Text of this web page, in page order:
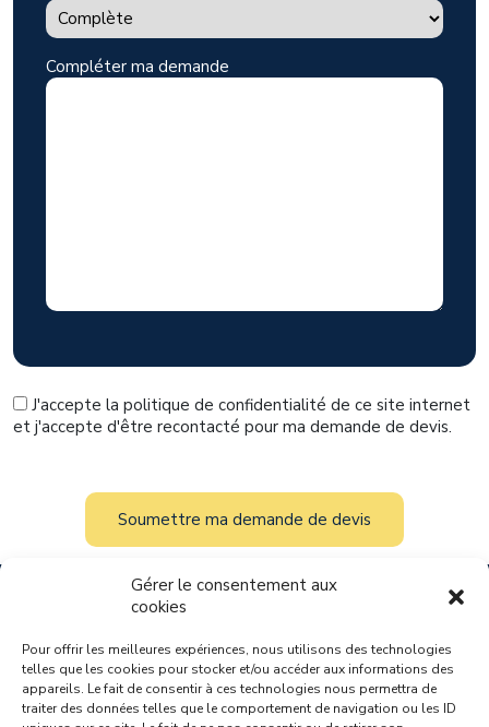
Gérer le consentement aux
cookies
Pour offrir les meilleures expériences, nous utilisons des technologies
telles que les cookies pour stocker et/ou accéder aux informations des
appareils. Le fait de consentir à ces technologies nous permettra de
traiter des données telles que le comportement de navigation ou les ID
Compléter ma demande
J'accepte la politique de confidentialité de ce site internet
et j'accepte d'être recontacté pour ma demande de devis.
groupes@valt.com
9:00-12:30 / 14:00-18:00 05 57 81 49 00